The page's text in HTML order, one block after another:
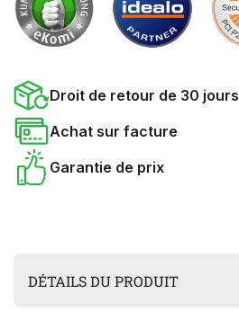
Droit de retour de 30 jours
Achat sur facture
Garantie de prix
DÉTAILS DU PRODUIT